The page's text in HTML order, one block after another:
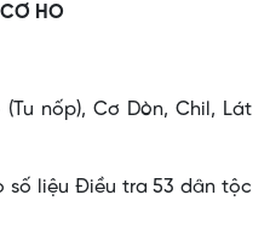
HO
(Tu nốp), Cơ Dòn, Chil, Lát
số liệu Điều tra 53 dân tộc